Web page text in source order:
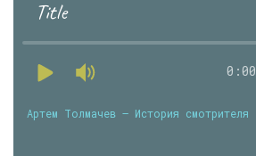
Title
0:00
Артем Толмачев — История смотрителя